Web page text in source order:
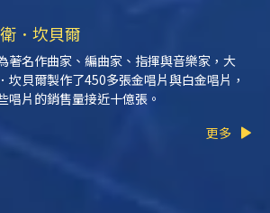
．坎貝爾
著名作曲家、編曲家、指揮與音樂家，大
坎貝爾製作了450多張金唱片與白金唱片，
唱片的銷售量接近十億張。
更多